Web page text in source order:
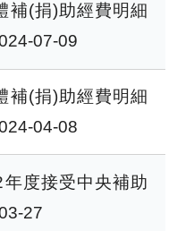
補(捐)助經費明細
07-09
補(捐)助經費明細
04-08
度接受中央補助
27